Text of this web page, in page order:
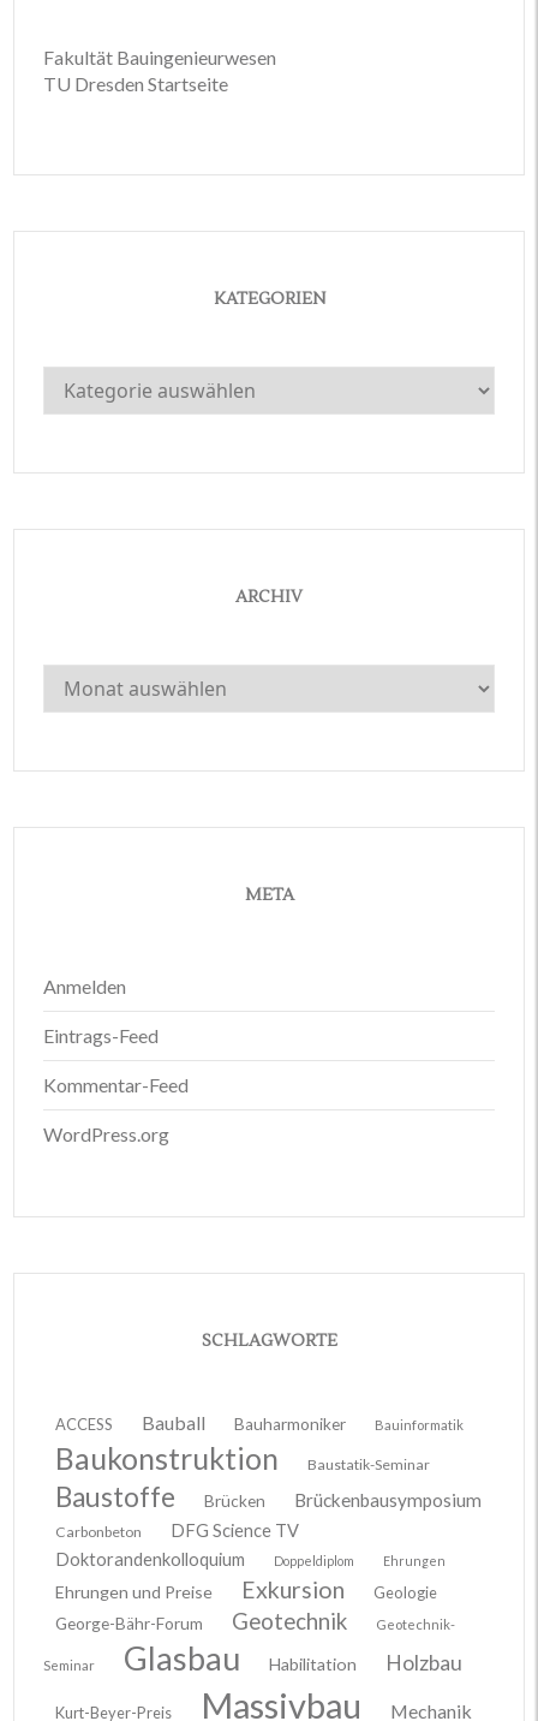
Fakultät Bauingenieurwesen
TU Dresden Startseite
KATEGORIEN
Kategorien
ARCHIV
Archiv
META
Anmelden
Eintrags-Feed
Kommentar-Feed
WordPress.org
SCHLAGWORTE
ACCESS Bauball Bauharmoniker Bauinformatik
Baukonstruktion Baustatik-Seminar
Baustoffe Brücken Brückenbausymposium
Carbonbeton
DFG Science TV
Doktorandenkolloquium
Doppeldiplom Ehrungen
Ehrungen und Preise Exkursion
Geologie
George-Bähr-Forum
Geotechnik Geotechnik-
Seminar Glasbau Habilitation Holzbau
Kurt-Beyer-Preis Massivbau Mechanik